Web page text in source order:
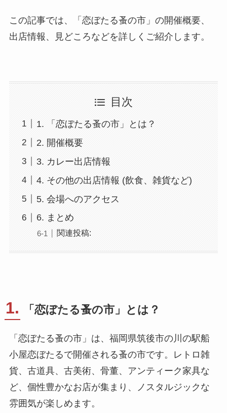
この記事では、「恋ぼたる蚤の市」の開催概要、
出店情報、見どころなどを詳しくご紹介します。
目次
1. 「恋ぼたる蚤の市」とは？
2. 開催概要
3. カレー出店情報
4. その他の出店情報 (飲食、雑貨など)
5. 会場へのアクセス
6. まとめ
関連投稿:
1. 「恋ぼたる蚤の市」とは？
「恋ぼたる蚤の市」は、福岡県筑後市の川の駅船
小屋恋ぼたるで開催される蚤の市です。レトロ雑
貨、古道具、古美術、骨董、アンティーク家具な
ど、個性豊かなお店が集まり、ノスタルジックな
雰囲気が楽しめます。